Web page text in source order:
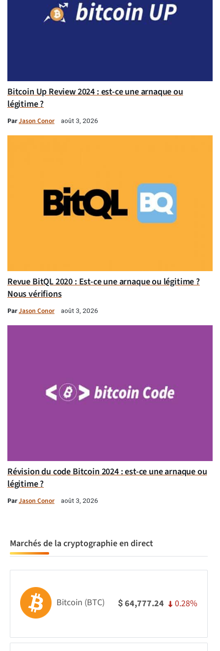
Bitcoin Up Review 2024 : est-ce une arnaque ou
légitime ?
ParJason Conor août 3, 2026
Revue BitQL 2020 : Est-ce une arnaque ou légitime ?
Nous vérifions
ParJason Conor août 3, 2026
Révision du code Bitcoin 2024 : est-ce une arnaque ou
légitime ?
ParJason Conor août 3, 2026
Marchés de la cryptographie en direct
Bitcoin (BTC) $64,777.24 0.28%